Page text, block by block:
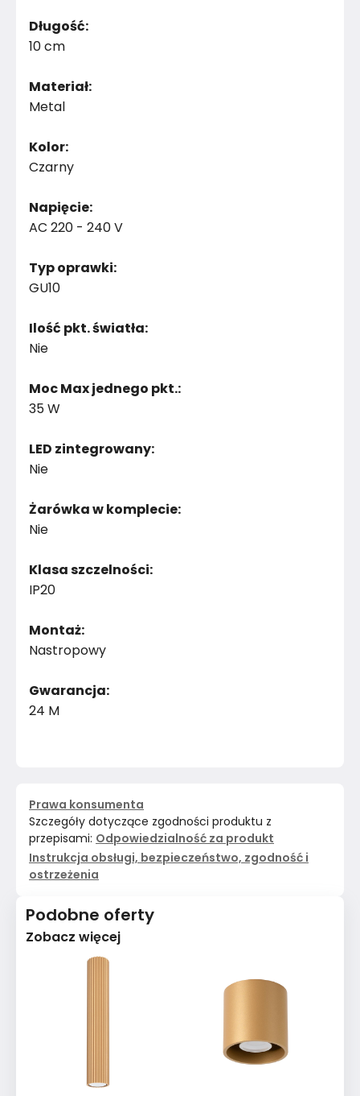
Długość:
10 cm
Materiał:
Metal
Kolor:
Czarny
Napięcie:
AC 220 - 240 V
Typ oprawki:
GU10
Ilość pkt. światła:
Nie
Moc Max jednego pkt.:
35 W
LED zintegrowany:
Nie
Żarówka w komplecie:
Nie
Klasa szczelności:
IP20
Montaż:
Nastropowy
Gwarancja:
24 M
Prawa konsumenta
Szczegóły dotyczące zgodności produktu z
przepisami: Odpowiedzialność za produkt
Instrukcja obsługi, bezpieczeństwo, zgodność i
ostrzeżenia
Podobne oferty
Zobacz więcej